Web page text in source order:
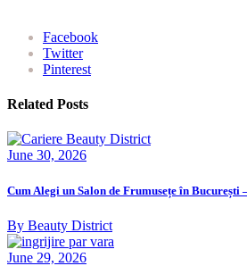
Facebook
Twitter
Pinterest
Related Posts
June 30, 2026
Cum Alegi un Salon de Frumusețe în București
By Beauty District
June 29, 2026